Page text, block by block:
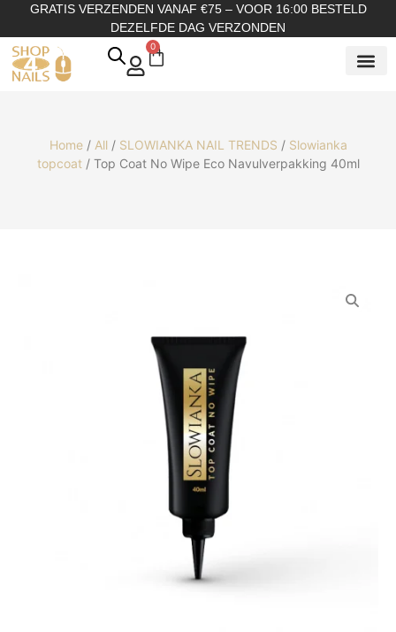
GRATIS VERZENDEN VANAF €75 – VOOR 16:00 BESTELD
DEZELFDE DAG VERZONDEN
0
Home/ All / SLOWIANKA NAIL TRENDS / Slowianka
topcoat/ Top Coat No Wipe Eco Navulverpakking 40ml